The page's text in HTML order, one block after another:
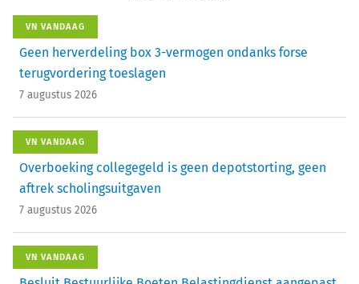
VN VANDAAG
Geen herverdeling box 3-vermogen ondanks forse
terugvordering toeslagen
7 augustus 2026
VN VANDAAG
Overboeking collegegeld is geen depotstorting, geen
aftrek scholingsuitgaven
7 augustus 2026
VN VANDAAG